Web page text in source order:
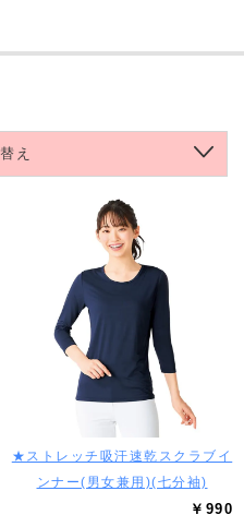
え
★ストレッチ吸汗速乾スクラブイ
ンナー(男女兼用)(七分袖)
￥990